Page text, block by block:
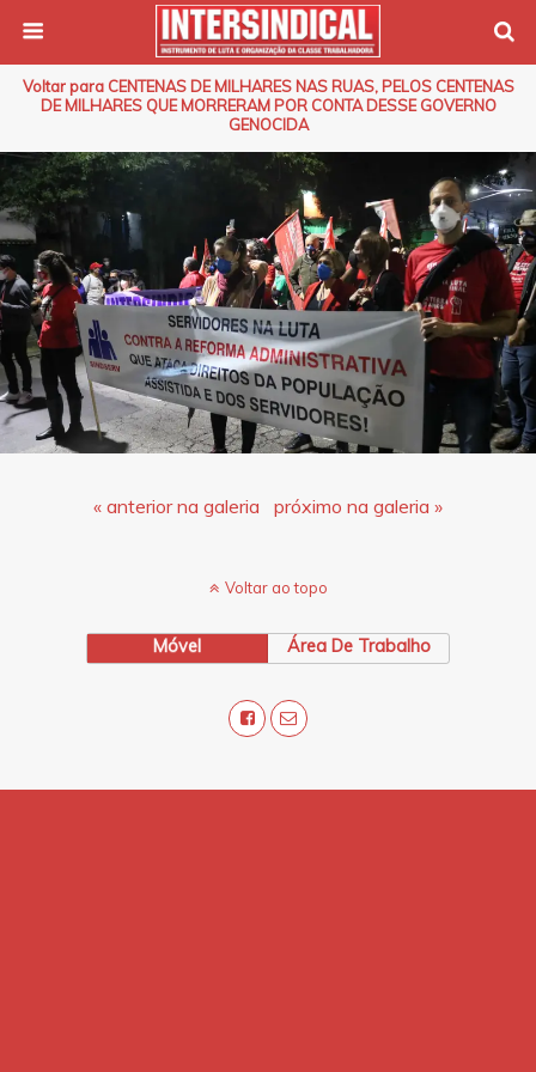
Voltar para CENTENAS DE MILHARES NAS RUAS, PELOS CENTENAS
DE MILHARES QUE MORRERAM POR CONTA DESSE GOVERNO
GENOCIDA
« anterior na galeria próximo na galeria »
Voltar ao topo
Móvel Área De Trabalho